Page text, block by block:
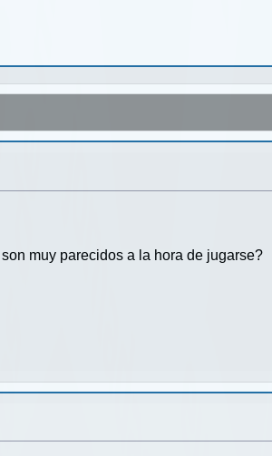
muy parecidos a la hora de jugarse?